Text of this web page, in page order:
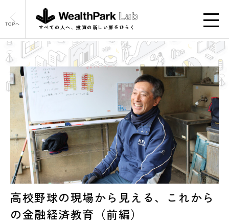
TOPへ
すべての人へ、投資の新しい扉をひらく
高校野球の現場から見える、これから
の金融経済教育（前編）